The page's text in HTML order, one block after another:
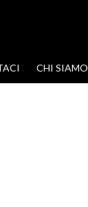
CHI SIAMO